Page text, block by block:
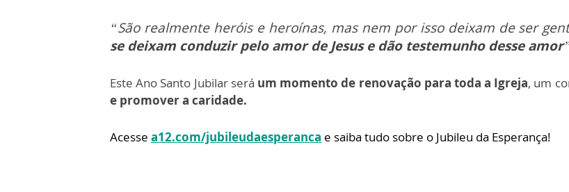
“São realmente heróis e heroínas, mas nem por isso deixam de ser
se deixam conduzir pelo amor de Jesus e dão testemunho desse amor
Este Ano Santo Jubilar será um momento de renovação para toda a Igreja, um
e promover a caridade.
Acesse a12.com/jubileudaesperanca e saiba tudo sobre o Jubileu da Esperança!